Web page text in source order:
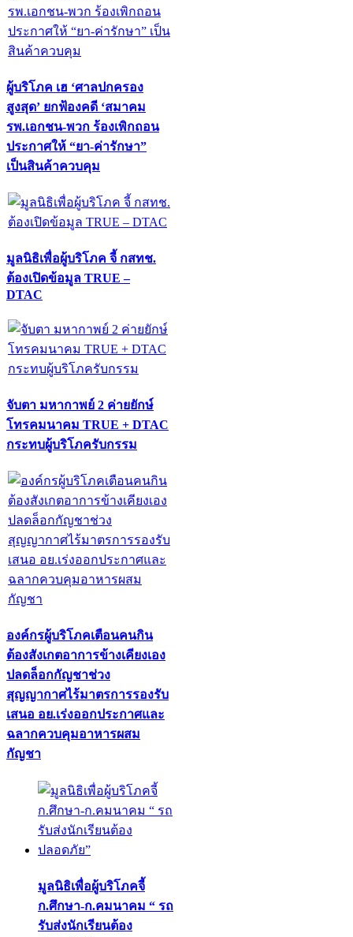
ผู้บริโภค เฮ ‘ศาลปกครอง
สูงสุด’ ยกฟ้องคดี ‘สมาคม
รพ.เอกชน-พวก ร้องเพิกถอน
ประกาศให้ “ยา-ค่ารักษา”
เป็นสินค้าควบคุม
มูลนิธิเพื่อผู้บริโภค จี้ กสทช.
ต้องเปิดข้อมูล TRUE –
DTAC
จับตา มหากาพย์ 2 ค่ายยักษ์
โทรคมนาคม TRUE + DTAC
กระทบผู้บริโภครับกรรม
องค์กรผู้บริโภคเตือนคนกิน
ต้องสังเกตอาการข้างเคียงเอง
ปลดล็อกกัญชาช่วง
สุญญากาศไร้มาตรการรองรับ
เสนอ อย.เร่งออกประกาศและ
ฉลากควบคุมอาหารผสม
กัญชา
มูลนิธิเพื่อผู้บริโภคจี้
ก.ศึกษา-ก.คมนาคม “ รถ
รับส่งนักเรียนต้อง